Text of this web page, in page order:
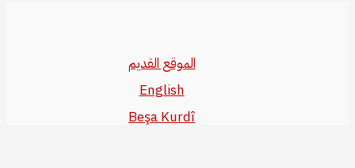
الموقع القديم
English
Beşa Kurdî